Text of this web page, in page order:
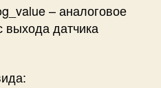
– аналоговое
выхода датчика